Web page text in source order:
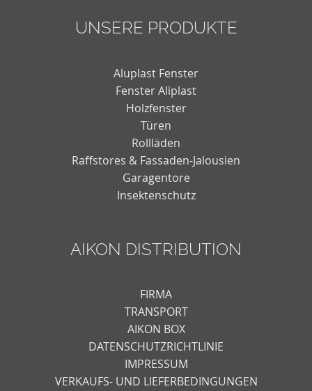
UNSERE PRODUKTE
Aluplast Fenster
Fenster Aliplast
Holzfenster
Türen
Rollläden
Raffstores & Fassaden-Jalousien
Garagentore
Insektenschutz
AIKON DISTRIBUTION
FIRMA
TRANSPORT
AIKON BOX
DATENSCHUTZRICHTLINIE
IMPRESSUM
VERKAUFS- UND LIEFERBEDINGUNGEN